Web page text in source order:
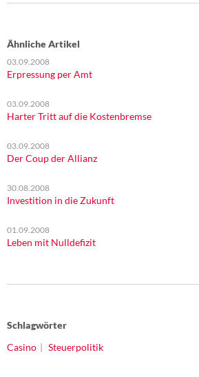
Ähnliche Artikel
03.09.2008
Erpressung per Amt
03.09.2008
Harter Tritt auf die Kostenbremse
03.09.2008
Der Coup der Allianz
30.08.2008
Investition in die Zukunft
01.09.2008
Leben mit Nulldefizit
Schlagwörter
Casino
Steuerpolitik